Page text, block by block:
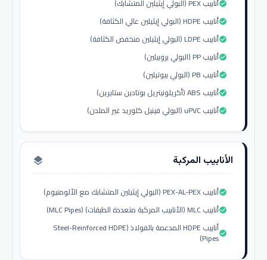
أنابيب PEX (البولي إيثيلين المتشابك)check_circle
أنابيب HDPE (البولي إيثيلين عالي الكثافة)check_circle
أنابيب LDPE (البولي إيثيلين منخفض الكثافة)check_circle
أنابيب PP (البولي بروبيلين)check_circle
أنابيب PB (البولي بيوتيلين)check_circle
أنابيب ABS (أكريلونيتريل بوتادين ستايرين)check_circle
أنابيب uPVC (البولي فينيل كلوريد غير الملدن)check_circle
الأنابيب المركبة layers
أنابيب PEX-AL-PEX (البولي إيثيلين المتشابك مع الألومنيوم)check_circle
أنابيب MLC (الأنابيب المركبة متعددة الطبقات) (MLC Pipes)check_circle
أنابيب HDPE المدعمة بالفولاذ (Steel-Reinforced HDPE
Pipes)check_circle